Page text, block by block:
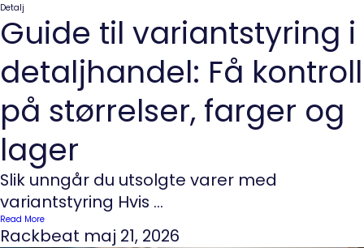
Detalj
Guide til variantstyring i
detaljhandel: Få kontroll
på størrelser, farger og
lager
Slik unngår du utsolgte varer med
variantstyring Hvis ...
Read More
Rackbeat maj 21, 2026